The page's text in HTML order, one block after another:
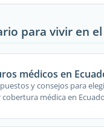
para vivir en
médicos en
y consejos para
médica en